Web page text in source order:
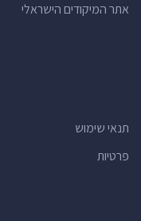
אתר המיקודים הישראלי
תנאי שימוש
פרטיות